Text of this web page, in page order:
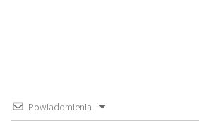
Powiadomienia